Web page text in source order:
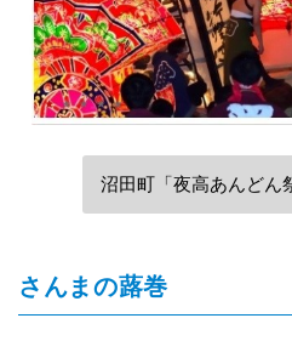
沼田町「夜高あんどん
さんまの蕗巻